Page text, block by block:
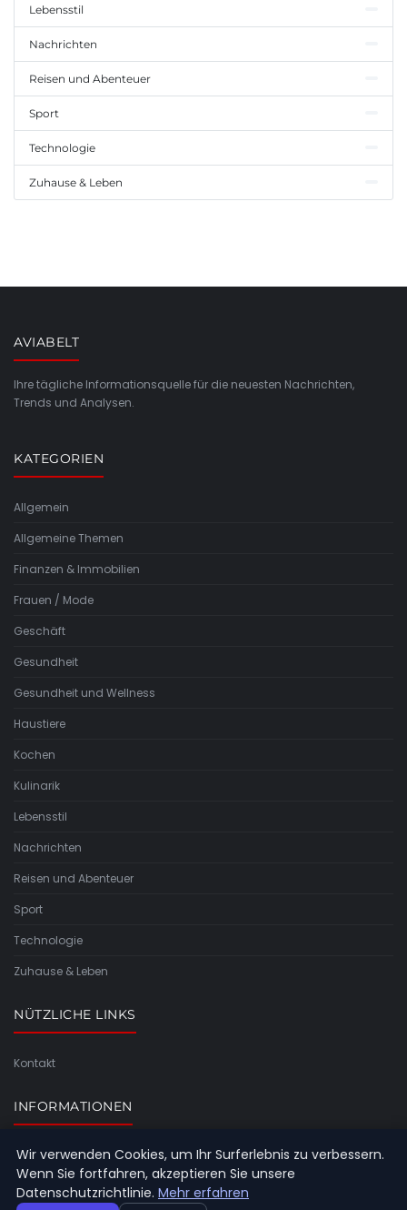
Lebensstil
Nachrichten
Reisen und Abenteuer
Sport
Technologie
Zuhause & Leben
AVIABELT
Ihre tägliche Informationsquelle für die neuesten Nachrichten,
Trends und Analysen.
KATEGORIEN
Allgemein
Allgemeine Themen
Finanzen & Immobilien
Frauen / Mode
Geschäft
Gesundheit
Gesundheit und Wellness
Haustiere
Kochen
Kulinarik
Lebensstil
Nachrichten
Reisen und Abenteuer
Sport
Technologie
Zuhause & Leben
NÜTZLICHE LINKS
Kontakt
INFORMATIONEN
Seitenübersicht
Wir verwenden Cookies, um Ihr Surferlebnis zu verbessern.
Wenn Sie fortfahren, akzeptieren Sie unsere
Datenschutzrichtlinie. Mehr erfahren